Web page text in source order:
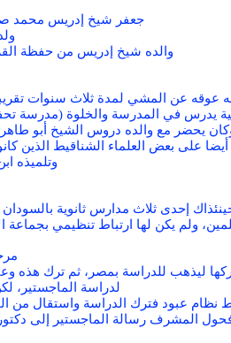
جعفر شيخ إدريس محمد
ولد عام
والده شيخ إدريس من حفظة
عن المشي لمدة ثلاث سنوات تقريباً.
يدرس في المدرسة والخلوة (مدرسة
يحضر مع والده دروس الشيخ أبو
على بعض العلماء الشناقيط الذين
وتلميذه
حنتوب في سنة 1950 وهي حينئذاك إحدى ثلاث
ولم يكن لها ارتباط تنظيمي
لدراسة الماجستير،
نظام عبود فترك الدراسة واستقال من